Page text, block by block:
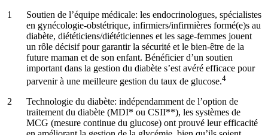
Soutien de l’équipe médicale: les endocrinologues, spécialistes
en gynécologie-obstétrique, infirmiers/infirmières formé(e)s au
diabète, diététiciens/diététiciennes et les sage-femmes jouent
un rôle décisif pour garantir la sécurité et le bien-être de la
future maman et de son enfant. Bénéficier d’un soutien
important dans la gestion du diabète s’est avéré efficace pour
parvenir à une meilleure gestion du taux de glucose.4
Technologie du diabète: indépendamment de l’option de
traitement du diabète (MDI* ou CSII**), les systèmes de
MCG (mesure continue du glucose) ont prouvé leur efficacité